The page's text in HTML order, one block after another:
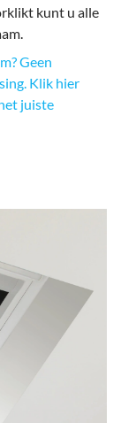
kunt u alle
Geen
Klik hier
juiste